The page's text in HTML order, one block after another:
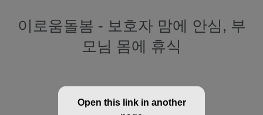
이로움돌봄 - 보호자 맘에 안심, 부
모님 몸에 휴식